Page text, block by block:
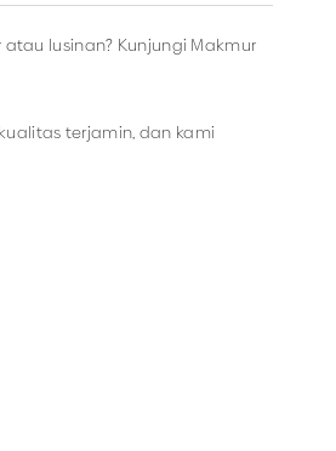
lusinan? Kunjungi Makmur
terjamin, dan kami